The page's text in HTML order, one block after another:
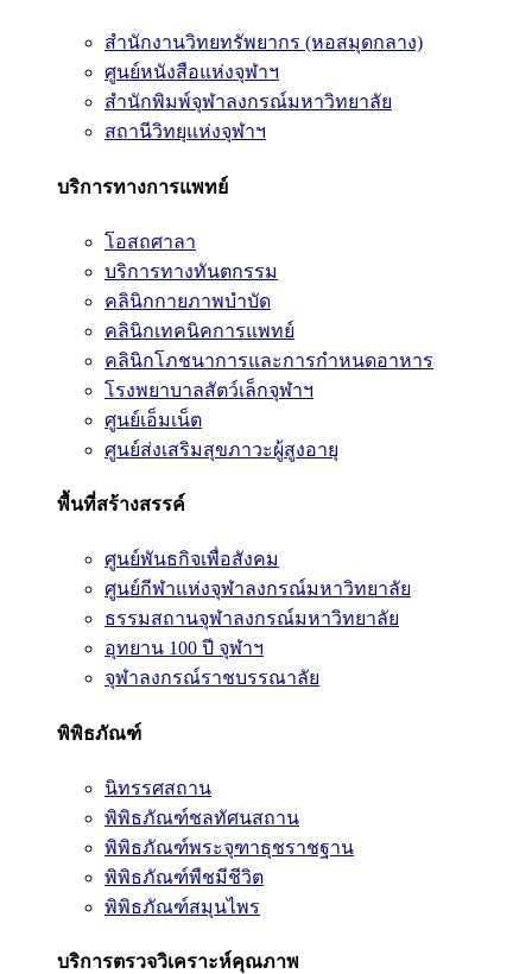
สำนักงานวิทยทรัพยากร (หอสมุดกลาง)
ศูนย์หนังสือแห่งจุฬาฯ
สำนักพิมพ์จุฬาลงกรณ์มหาวิทยาลัย
สถานีวิทยุแห่งจุฬาฯ
บริการทางการแพทย์
โอสถศาลา
บริการทางทันตกรรม
คลินิกกายภาพบำบัด
คลินิกเทคนิคการแพทย์
คลินิกโภชนาการและการกำหนดอาหาร
โรงพยาบาลสัตว์เล็กจุฬาฯ
ศูนย์เอ็มเน็ต
ศูนย์ส่งเสริมสุขภาวะผู้สูงอายุ
พื้นที่สร้างสรรค์
ศูนย์พันธกิจเพื่อสังคม
ศูนย์กีฬาแห่งจุฬาลงกรณ์มหาวิทยาลัย
ธรรมสถานจุฬาลงกรณ์มหาวิทยาลัย
อุทยาน 100 ปี จุฬาฯ
จุฬาลงกรณ์ราชบรรณาลัย
พิพิธภัณฑ์
นิทรรศสถาน
พิพิธภัณฑ์ชลทัศนสถาน
พิพิธภัณฑ์พระจุฑาธุชราชฐาน
พิพิธภัณฑ์พืชมีชีวิต
พิพิธภัณฑ์สมุนไพร
บริการตรวจวิเคราะห์คุณภาพ